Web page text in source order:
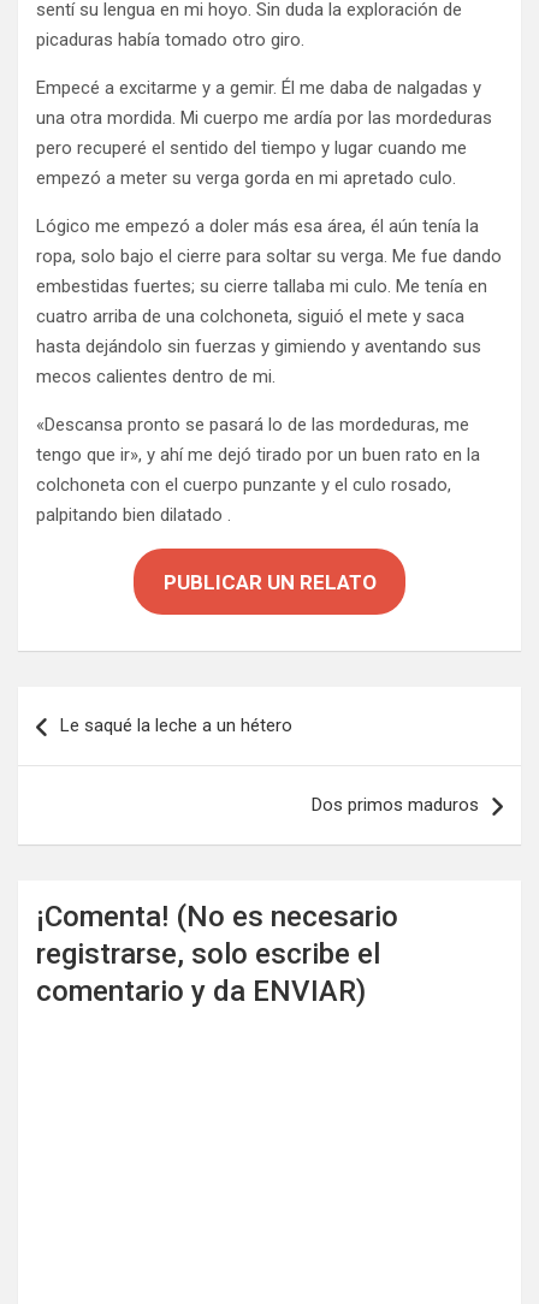
sentí su lengua en mi hoyo. Sin duda la exploración de
picaduras había tomado otro giro.
Empecé a excitarme y a gemir. Él me daba de nalgadas y
una otra mordida. Mi cuerpo me ardía por las mordeduras
pero recuperé el sentido del tiempo y lugar cuando me
empezó a meter su verga gorda en mi apretado culo.
Lógico me empezó a doler más esa área, él aún tenía la
ropa, solo bajo el cierre para soltar su verga. Me fue dando
embestidas fuertes; su cierre tallaba mi culo. Me tenía en
cuatro arriba de una colchoneta, siguió el mete y saca
hasta dejándolo sin fuerzas y gimiendo y aventando sus
mecos calientes dentro de mi.
«Descansa pronto se pasará lo de las mordeduras, me
tengo que ir», y ahí me dejó tirado por un buen rato en la
colchoneta con el cuerpo punzante y el culo rosado,
palpitando bien dilatado .
PUBLICAR UN RELATO
de
Le saqué la leche a un hétero
Dos primos maduros
¡Comenta! (No es necesario
registrarse, solo escribe el
comentario y da ENVIAR)